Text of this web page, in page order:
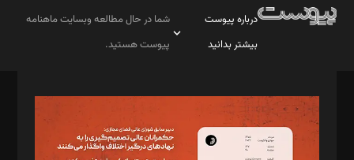
درباره پیوست
بیشتر بدانید
شما در حال مطالعه وبسایت ماهنامه
پیوست هستید.
مدیر مسئول: محمدباقر اثنی‌عشری
سردبیر: مهرک محمودی
دبیر تحریریه: میثم قاسمی